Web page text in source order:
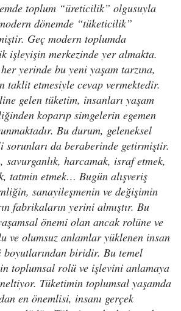
toplum “üreticilik” olgusuyla
dönemde “tüketicilik”
Geç modern toplumda
işleyişin merkezinde yer almakta.
yerinde bu yeni yaşam tarzına,
taklit etmesiyle cevap vermektedir.
gelen tüketim, insanları yaşam
koparıp simgelerin egemen
Bu durum, geleneksel
sorunları da beraberinde getirmiştir.
savurganlık, harcamak, israf etmek,
tatmin etmek… Bugün alışveriş
sanayileşmenin ve değişimin
fabrikaların yerini almıştır. Bu
önemi olan ancak rolüne ve
ve olumsuz anlamlar yüklenen insan
biridir. Bu temel
toplumsal rolü ve işlevini anlamaya
Tüketimin toplumsal yaşamda
en önemlisi, insanı gerçek